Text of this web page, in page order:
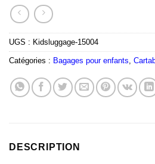
UGS : Kidsluggage-15004
Catégories : Bagages pour enfants,
DESCRIPTION